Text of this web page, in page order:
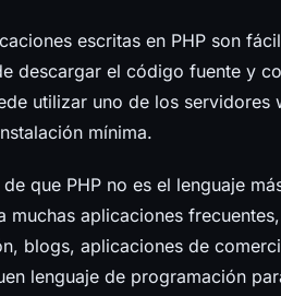
escritas en PHP son
descargar el código fuente y
utilizar uno de los servidores
mínima.
que PHP no es el lenguaje
muchas aplicaciones
blogs, aplicaciones de
lenguaje de programación